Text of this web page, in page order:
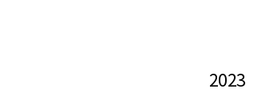
2023